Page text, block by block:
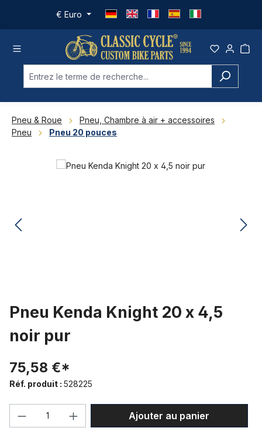
Passer au contenu principal
€ Euro
Pneu & Roue
Pneu, Chambre à air + accessoires
Pneu
Pneu 20 pouces
Ignorer la galerie d'images
Pneu Kenda Knight 20 x 4,5
noir pur
75,58 €*
Réf. produit : 528225
Quantité de produit : Entrez la
Ajouter au panier